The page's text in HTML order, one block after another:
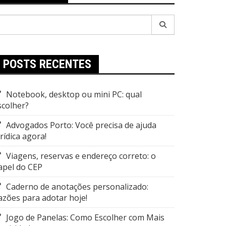
POSTS RECENTES
Notebook, desktop ou mini PC: qual
Advogados Porto: Você precisa de ajuda
agora!
Viagens, reservas e endereço correto: o
do CEP
Caderno de anotações personalizado:
para adotar hoje!
Jogo de Panelas: Como Escolher com Mais